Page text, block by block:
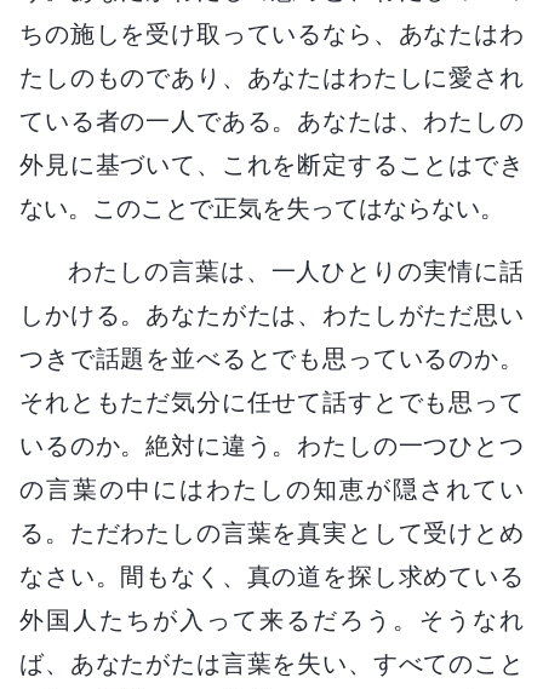
ちの施しを受け取っているなら、あなたはわ
たしのものであり、あなたはわたしに愛され
ている者の一人である。あなたは、わたしの
外見に基づいて、これを断定することはでき
ない。このことで正気を失ってはならない。
わたしの言葉は、一人ひとりの実情に話
しかける。あなたがたは、わたしがただ思い
つきで話題を並べるとでも思っているのか。
それともただ気分に任せて話すとでも思って
いるのか。絶対に違う。わたしの一つひとつ
の言葉の中にはわたしの知恵が隠されてい
る。ただわたしの言葉を真実として受けとめ
なさい。間もなく、真の道を探し求めている
外国人たちが入って来るだろう。そうなれ
ば、あなたがたは言葉を失い、すべてのこと